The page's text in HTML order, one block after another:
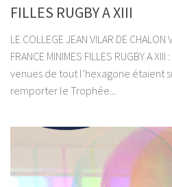
FILLES RUGBY A XIII
LE COLLEGE JEAN VILAR DE CHALON
FRANCE MINIMES FILLES RUGBY A
venues de tout l’hexagone étaient
remporter le Trophée...